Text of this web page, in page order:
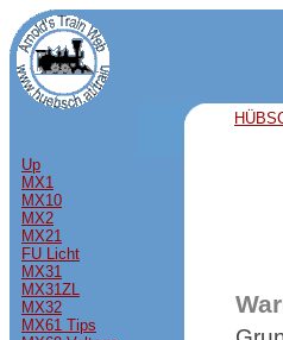
Up
MX1
MX10
MX2
MX21
FU Licht
MX31
MX31ZL
MX32
MX61 Tips